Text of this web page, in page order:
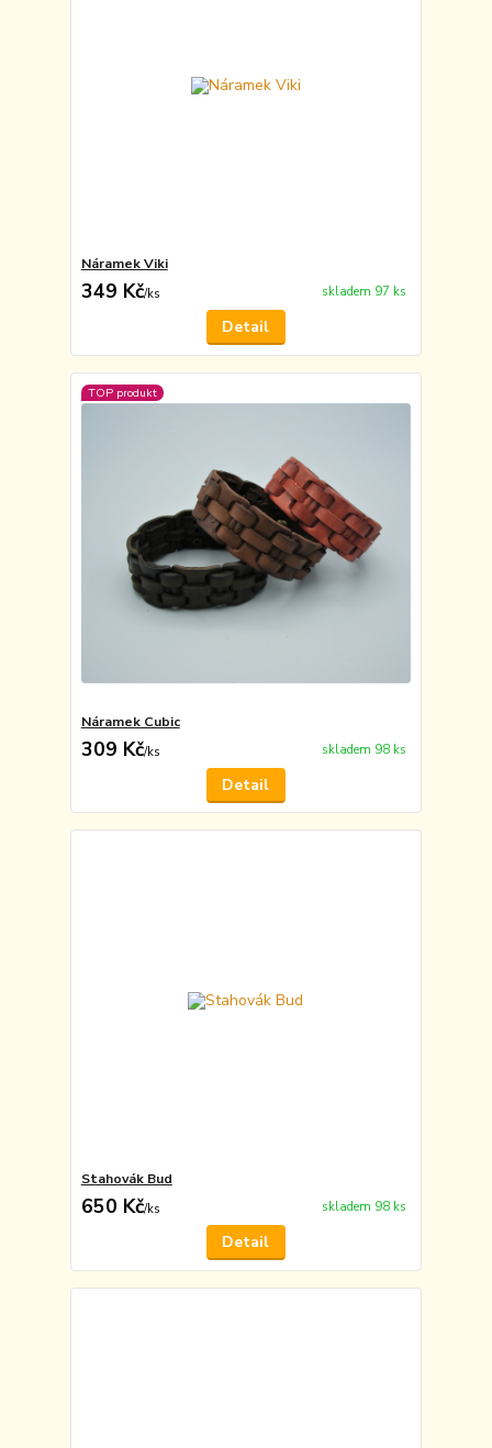
Náramek Viki
349 Kč/ks skladem 97 ks
Detail
TOP produkt
Náramek Cubic
309 Kč/ks skladem 98 ks
Detail
Stahovák Bud
650 Kč/ks skladem 98 ks
Detail